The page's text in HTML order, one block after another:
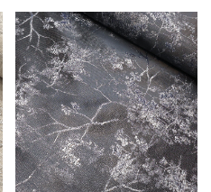
5.100,00 RSD.